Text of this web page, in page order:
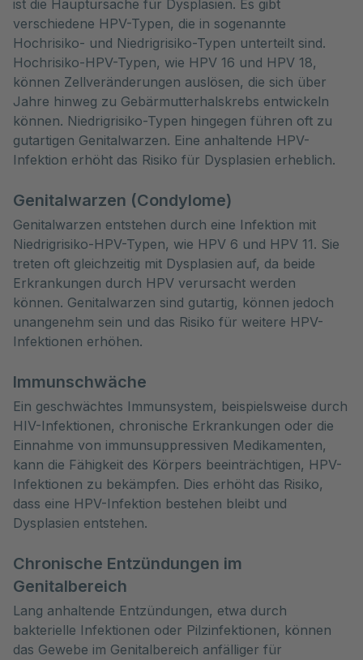
ist die Hauptursache für Dysplasien. Es gibt
verschiedene HPV-Typen, die in sogenannte
Hochrisiko- und Niedrigrisiko-Typen unterteilt sind.
Hochrisiko-HPV-Typen, wie HPV 16 und HPV 18,
können Zellveränderungen auslösen, die sich über
Jahre hinweg zu Gebärmutterhalskrebs entwickeln
können. Niedrigrisiko-Typen hingegen führen oft zu
gutartigen Genitalwarzen. Eine anhaltende HPV-
Infektion erhöht das Risiko für Dysplasien erheblich.
Genitalwarzen (Condylome)
Genitalwarzen entstehen durch eine Infektion mit
Niedrigrisiko-HPV-Typen, wie HPV 6 und HPV 11. Sie
treten oft gleichzeitig mit Dysplasien auf, da beide
Erkrankungen durch HPV verursacht werden
können. Genitalwarzen sind gutartig, können jedoch
unangenehm sein und das Risiko für weitere HPV-
Infektionen erhöhen.
Immunschwäche
Ein geschwächtes Immunsystem, beispielsweise durch
HIV-Infektionen, chronische Erkrankungen oder die
Einnahme von immunsuppressiven Medikamenten,
kann die Fähigkeit des Körpers beeinträchtigen, HPV-
Infektionen zu bekämpfen. Dies erhöht das Risiko,
dass eine HPV-Infektion bestehen bleibt und
Dysplasien entstehen.
Chronische Entzündungen im
Genitalbereich
Lang anhaltende Entzündungen, etwa durch
bakterielle Infektionen oder Pilzinfektionen, können
das Gewebe im Genitalbereich anfälliger für